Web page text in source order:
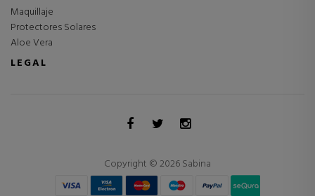
Maquillaje
Protectores Solares
Aloe Vera
LEGAL
Copyright © 2026 Sabina